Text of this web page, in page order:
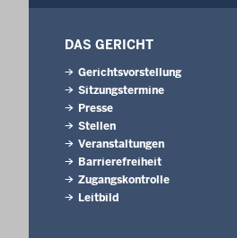
DAS GERICHT
Gerichtsvorstellung
Sitzungstermine
Presse
Stellen
Veranstaltungen
Barrierefreiheit
Zugangskontrolle
Leitbild